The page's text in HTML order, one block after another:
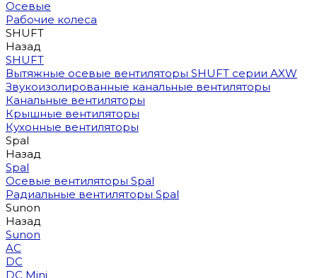
Осевые
Рабочие колеса
SHUFT
Назад
SHUFT
Вытяжные осевые вентиляторы SHUFT серии AXW
Звукоизолированные канальные вентиляторы
Канальные вентиляторы
Крышные вентиляторы
Кухонные вентиляторы
Spal
Назад
Spal
Осевые вентиляторы Spal
Радиальные вентиляторы Spal
Sunon
Назад
Sunon
AC
DC
DC Mini